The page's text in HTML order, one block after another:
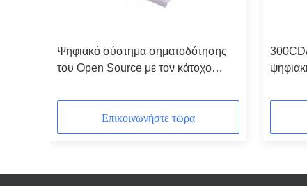
Ψηφιακό σύστημα σηματοδότησης
του Open Source με τον κάτοχο
& την επίδειξη οθονών διαφήμισης
παιχνιδιού LCDΕπικοινωνήστε τώρα